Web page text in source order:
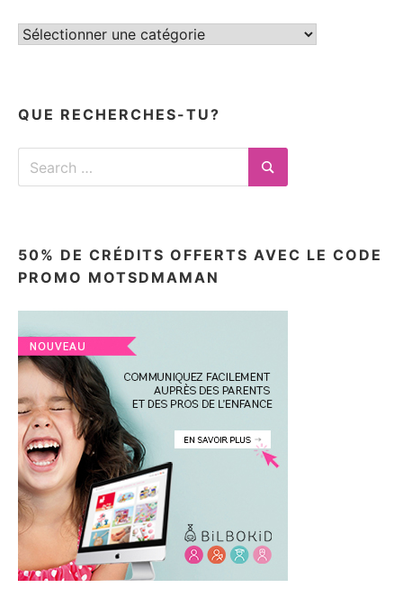
Tous
QUE RECHERCHES-TU?
Search
for:
Search
50% DE CRÉDITS OFFERTS AVEC LE CODE
PROMO MOTSDMAMAN